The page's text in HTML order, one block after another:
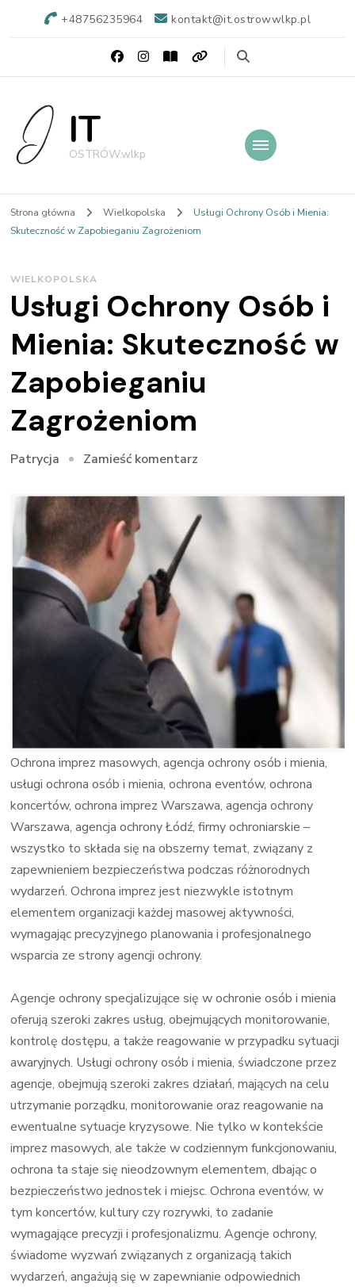
+48756235964 kontakt@it.ostrowwlkp.pl
IT
OSTRÓW.wlkp
Strona główna Wielkopolska
Usługi Ochrony Osób i Mienia:
Skuteczność w Zapobieganiu Zagrożeniom
WIELKOPOLSKA
Usługi Ochrony Osób i
Mienia: Skuteczność w
Zapobieganiu
Zagrożeniom
Patrycja Zamieść komentarz
Usługi
Ochrony
i
Mienia:
Skuteczność
Zapobieganiu
Zagrożeniom
Ochrona imprez masowych, agencja ochrony osób i mienia,
usługi ochrona osób i mienia, ochrona eventów, ochrona
koncertów, ochrona imprez Warszawa, agencja ochrony
Warszawa, agencja ochrony Łódź, firmy ochroniarskie –
wszystko to składa się na obszerny temat, związany z
zapewnieniem bezpieczeństwa podczas różnorodnych
wydarzeń. Ochrona imprez jest niezwykle istotnym
elementem organizacji każdej masowej aktywności,
wymagając precyzyjnego planowania i profesjonalnego
wsparcia ze strony agencji ochrony.
Agencje ochrony specjalizujące się w ochronie osób i mienia
oferują szeroki zakres usług, obejmujących monitorowanie,
kontrolę dostępu, a także reagowanie w przypadku sytuacji
awaryjnych. Usługi ochrony osób i mienia, świadczone przez
agencje, obejmują szeroki zakres działań, mających na celu
utrzymanie porządku, monitorowanie oraz reagowanie na
ewentualne sytuacje kryzysowe. Nie tylko w kontekście
imprez masowych, ale także w codziennym funkcjonowaniu,
ochrona ta staje się nieodzownym elementem, dbając o
bezpieczeństwo jednostek i miejsc. Ochrona eventów, w
tym koncertów, kultury czy rozrywki, to zadanie
wymagające precyzji i profesjonalizmu. Agencje ochrony,
świadome wyzwań związanych z organizacją takich
wydarzeń, angażują się w zapewnianie odpowiednich